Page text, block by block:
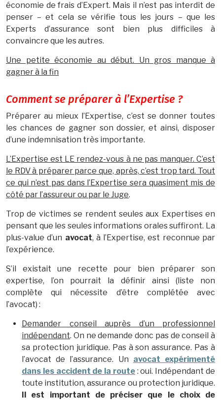
économie de frais d’Expert. Mais il n’est pas interdit de
penser – et cela se vérifie tous les jours – que les
Experts d’assurance sont bien plus difficiles à
convaincre que les autres.
Une petite économie au début. Un gros manque à
gagner à la fin
Comment se préparer à l’Expertise ?
Préparer au mieux l’Expertise, c’est se donner toutes
les chances de gagner son dossier, et ainsi, disposer
d’une indemnisation très importante.
L’Expertise est LE rendez-vous à ne pas manquer. C’est
le RDV à préparer parce que, après, c’est trop tard. Tout
ce qui n’est pas dans l’Expertise sera quasiment mis de
côté par l’assureur ou par le Juge.
Trop de victimes se rendent seules aux Expertises en
pensant que les seules informations orales suffiront. La
plus-value d’un avocat, à l’Expertise, est reconnue par
l’expérience.
S’il existait une recette pour bien préparer son
expertise, l’on pourrait la définir ainsi (liste non
complète qui nécessite d’être complétée avec
l’avocat) :
Demander conseil auprès d’un professionnel
indépendant. On ne demande donc pas de conseil à
sa protection juridique. Pas à son assurance. Pas à
l’avocat de l’assurance. Un avocat expérimenté
dans les accident de la route: oui. Indépendant de
toute institution, assurance ou protection juridique.
Il est important de préciser que le choix de